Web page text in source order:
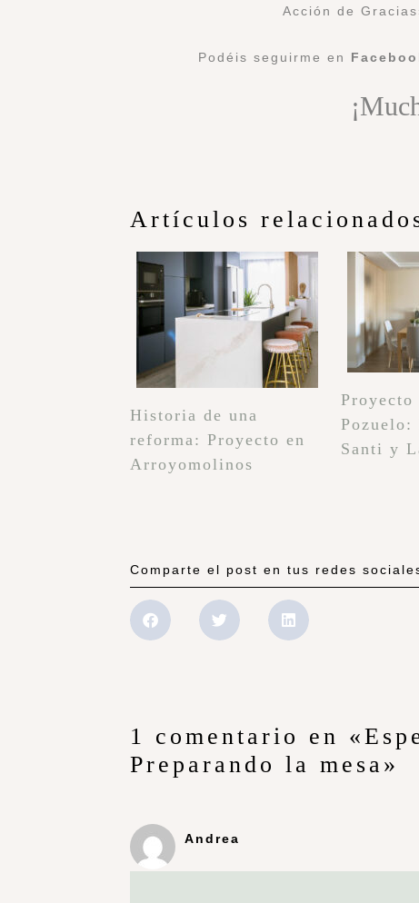
Acción de
Podéis seguirme en
Artículos
Historia de una
reforma: Proyecto en
Arroyomolinos
Proyecto
Pozuelo:
Santi y
Comparte el post en tus redes
1 comentario en
Preparando la mesa»
Andrea